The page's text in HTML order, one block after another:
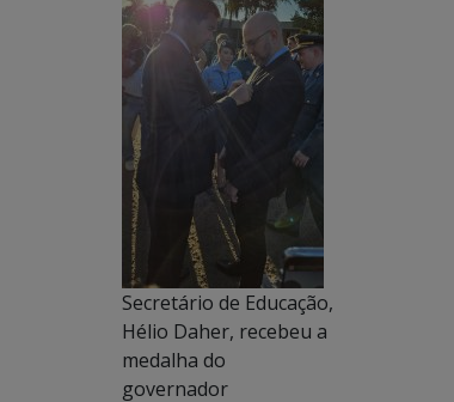
Secretário de Educação,
Hélio Daher, recebeu a
medalha do
governador